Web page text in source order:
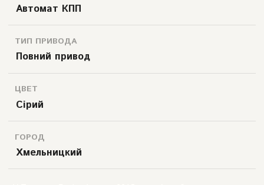
Автомат КПП
ТИП ПРИВОДА
Повний привод
ЦВЕТ
Сірий
ГОРОД
Хмельницкий